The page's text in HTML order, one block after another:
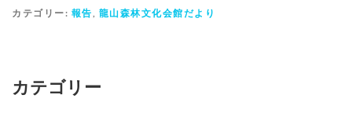
カテゴリー: 報告 龍山森林文化会館だより
カテゴリー